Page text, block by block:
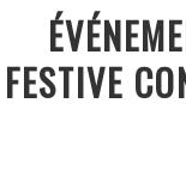
FESTIVE